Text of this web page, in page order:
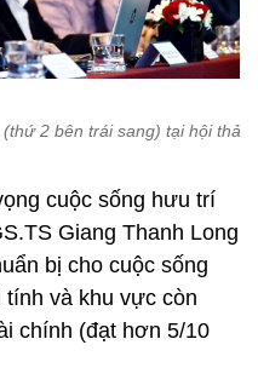
2 bên trái sang) tại hội thảo
cuộc sống hưu trí
Giang Thanh Long
bị cho cuộc sống
và khu vực còn
chính (đạt hơn 5/10